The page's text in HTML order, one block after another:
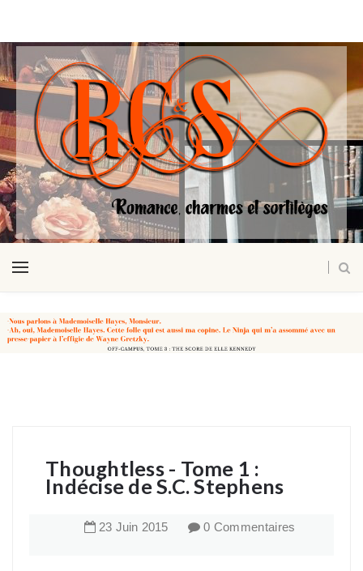
Thoughtless - Tome 1 :
Indécise de S.C. Stephens
23 Juin 2015 0 Commentaires